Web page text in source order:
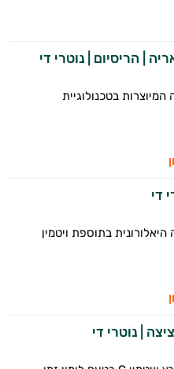
| הריסיום | נוטרי די
בטכנולוגיית
די
היאלורונית בתוספת ויטמין